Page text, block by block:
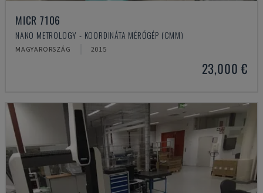
MICR 7106
NANO METROLOGY - KOORDINÁTA MÉRŐGÉP (CMM)
MAGYARORSZÁG 2015
23,000 €